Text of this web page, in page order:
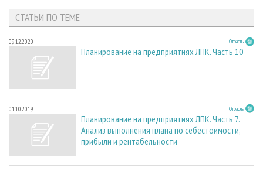
СТАТЬИ ПО ТЕМЕ
09.12.2020 Отрасль
Планирование на предприятиях ЛПК. Часть 10
01.10.2019 Отрасль
Планирование на предприятиях ЛПК. Часть 7.
Анализ выполнения плана по себестоимости,
прибыли и рентабельности